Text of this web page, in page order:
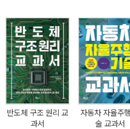
금은 OLED와 퀀텀닷(양자점) 같은 신
계를 돌파하는 중이다. 《디스플레이 구조 교과서》는 이처럼 극적인
디스플레이 기술의 역사를 정리하며 해
히 소개한다. 즉 LCD(액정)에서
이르는 디스플레이 기술의 현주소를 파
체계적으로 담았다. 화려한 미사여구에 속지 마라 원리에서 찾아낸
디스플레이 기술의 본질 이 책은 단순한 기술 나열에 그치지 않고, 각
기술이 어떤 과학 원리에 기반을 두고
쳤는지를 설명한다. TV · 스마트폰 · 모
반도체 구조 원리 교
과서
자동차 자율주
술 교과서